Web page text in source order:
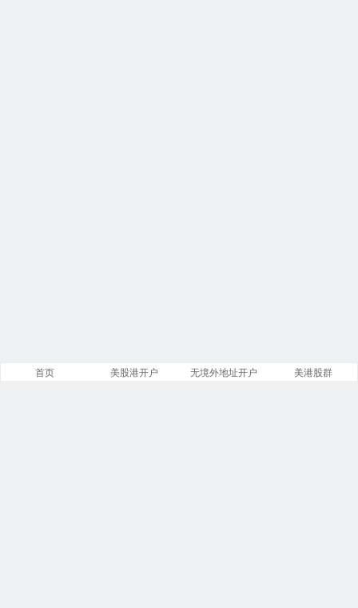
首页 美股港开户 无境外地址开户 美港股群